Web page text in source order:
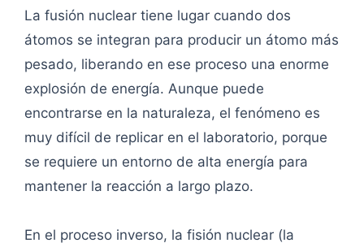
La fusión nuclear tiene lugar cuando dos
átomos se integran para producir un átomo más
pesado, liberando en ese proceso una enorme
explosión de energía. Aunque puede
encontrarse en la naturaleza, el fenómeno es
muy difícil de replicar en el laboratorio, porque
se requiere un entorno de alta energía para
mantener la reacción a largo plazo.
En el proceso inverso, la fisión nuclear (la